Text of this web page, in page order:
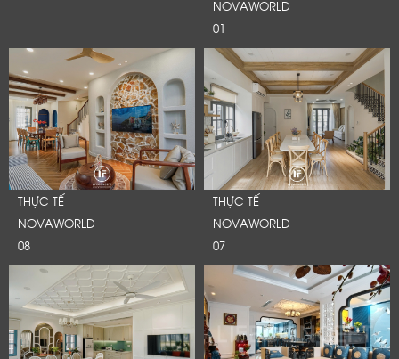
NOVAWORLD
01
THỰC TẾ
NOVAWORLD
08
THỰC TẾ
NOVAWORLD
07